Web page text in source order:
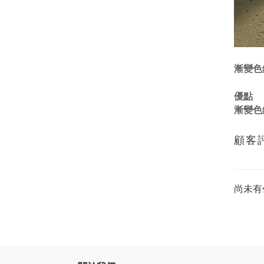
漸變
優點
漸變
顧客
尚未